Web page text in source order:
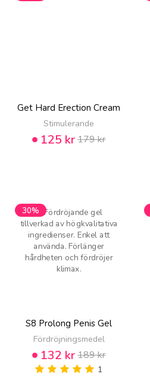
Get Hard Erection Cream
Stimulerande
125 kr179 kr
30%
S8 Prolong Penis Gel
Fördröjningsmedel
132 kr189 kr
1